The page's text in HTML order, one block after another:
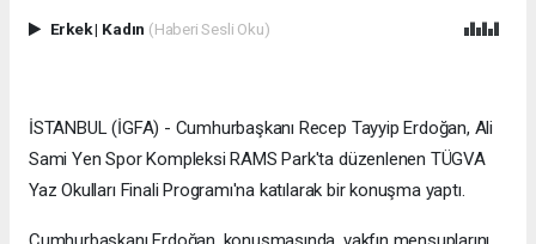
Erkek| Kadın (Haberi Sesli Oku)
İSTANBUL (İGFA) - Cumhurbaşkanı Recep Tayyip Erdoğan, Ali
Sami Yen Spor Kompleksi RAMS Park'ta düzenlenen TÜGVA
Yaz Okulları Finali Programı'na katılarak bir konuşma yaptı.